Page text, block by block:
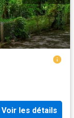
Voir les détails